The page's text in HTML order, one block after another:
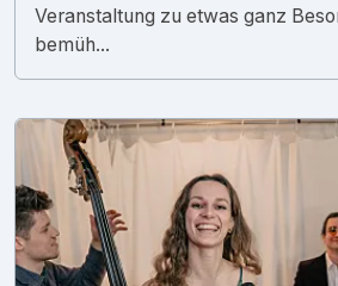
Veranstaltung zu etwas ganz
bemüh...